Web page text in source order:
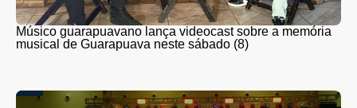
Músico guarapuavano lança videocast sobre a memória
musical de Guarapuava neste sábado (8)